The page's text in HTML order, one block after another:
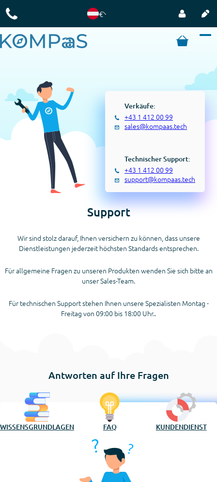
€
Verkäufe:
+43 1 412 00 99
sales@kompaas.tech
Technischer Support:
+43 1 412 00 99
support@kompaas.tech
Support
Wir sind stolz darauf, Ihnen versichern zu können, dass unsere
Dienstleistungen jederzeit höchsten Standards entsprechen.
Für allgemeine Fragen zu unseren Produkten wenden Sie sich bitte an
unser Sales-Team.
Für technischen Support stehen Ihnen unsere Spezialisten Montag -
Freitag von 09:00 bis 18:00 Uhr..
Antworten auf Ihre Fragen
WISSENSGRUNDLAGEN FAQ KUNDENDIENST